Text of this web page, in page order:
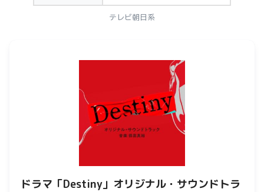
テレビ朝日系
ドラマ「Destiny」オリジナル・サウンドトラ